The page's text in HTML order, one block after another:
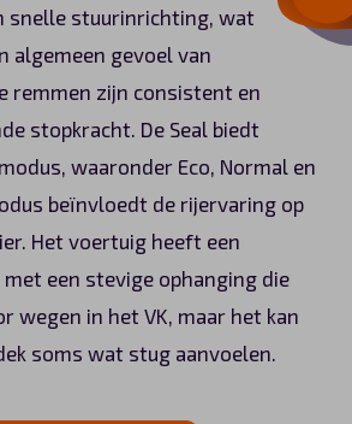
snelle stuurinrichting, wat
algemeen gevoel van
remmen zijn consistent en
stopkracht. De Seal biedt
waaronder Eco, Normal en
beïnvloedt de rijervaring op
Het voertuig heeft een
een stevige ophanging die
wegen in het VK, maar het kan
soms wat stug aanvoelen​​.